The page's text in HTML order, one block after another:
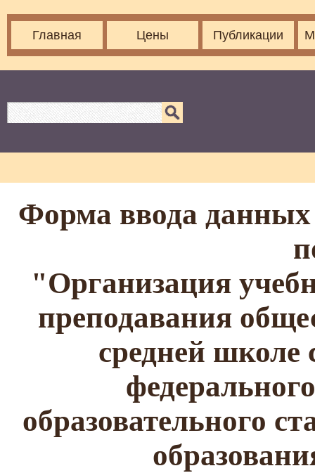
Главная Цены Публикации
Форма ввода данных
"Организация
преподавания
средней школе
образовательного